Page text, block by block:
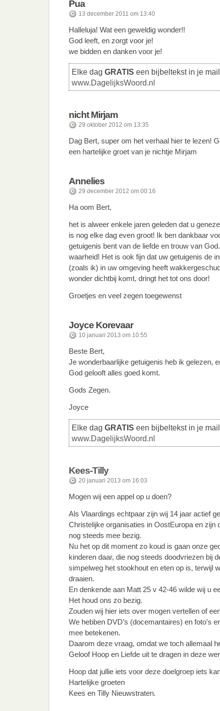
Pua
13 december 2011 om 13:40
Halleluja! Wat een geweldig wonder!!
God leeft, en zorgt voor je!
we bidden en danken voor je!
Elke dag GRATIS een bijbeltekst in je
www.DagelijksWoord.nl
nicht Mirjam
29 oktober 2012 om 13:35
Dag Bert, super om het verhaal hier te lezen!
een hartelijke groet van je nichtje Mirjam
Annelies
29 december 2012 om 00:16
Ha oom Bert,
het is alweer enkele jaren geleden dat u
is nog elke dag even groot! Ik ben dankbaar
getuigenis bent van de liefde en trouw van
waarheid! Het is ook fijn dat uw getuigenis de
(zoals ik) in uw omgeving heeft
wonder dichtbij komt, dringt het tot ons door!
Groetjes en veel zegen toegewenst
Joyce Korevaar
10 januari 2013 om 10:55
Beste Bert,
Je wonderbaarlijke getuigenis heb ik gelezen,
God gelooft alles goed komt.
Gods Zegen.
Joyce
Elke dag GRATIS een bijbeltekst in je
www.DagelijksWoord.nl
Kees-Tilly
20 januari 2013 om 16:03
Mogen wij een appel op u doen?
Als Vlaardings echtpaar zijn wij 14 jaar actief
Christelijke organisaties in OostEuropa en zijn
nog steeds mee bezig.
Nu het op dit moment zo koud is gaan onze
kinderen daar, die nog steeds doodvriezen bij
simpelweg het stookhout en eten op is, terwijl
draaien.
En denkende aan Matt 25 v 42-46 wilde wij u
Het houd ons zo bezig.
Zouden wij hier iets over mogen vertellen of
We hebben DVD’s (docemantaires) en foto’s
mee betekenen.
Daarom deze vraag, omdat we toch allemaal
Geloof Hoop en Liefde uit te dragen in deze
Hoop dat jullie iets voor deze doelgroep iets
Hartelijke groeten
Kees en Tilly Nieuwstraten.